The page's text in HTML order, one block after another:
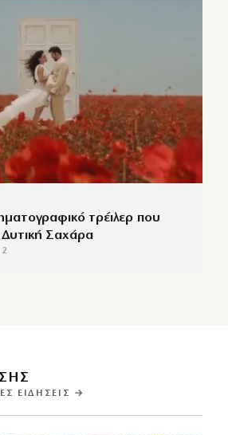
τρέιλερ που
Σαχάρα
ΕΙΔΉΣΕΙΣ →